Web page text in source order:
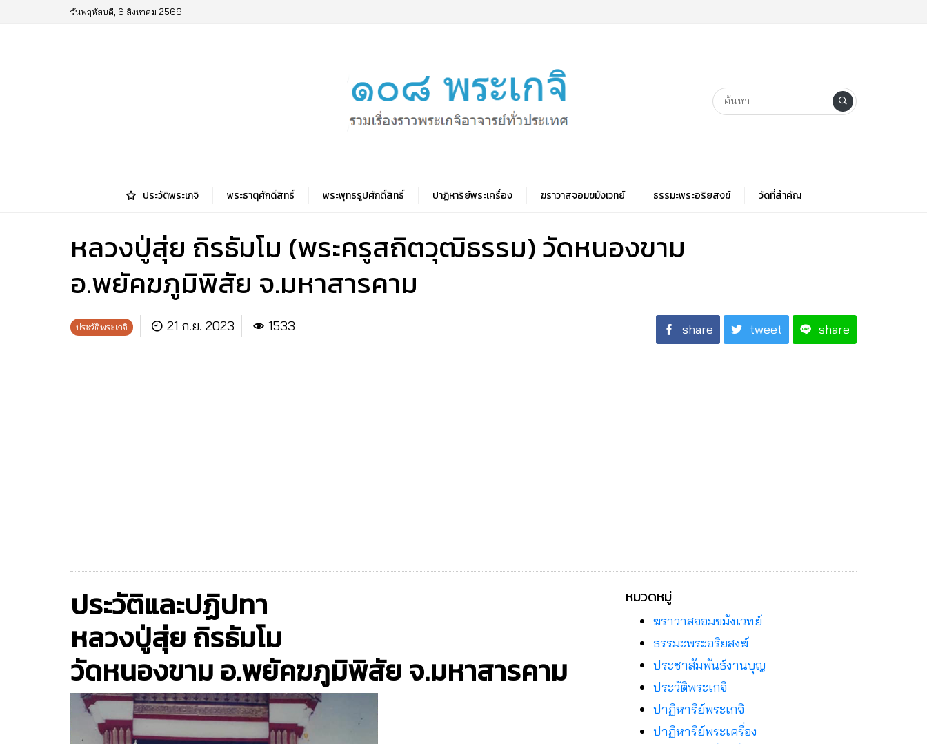
วันพฤหัสบดี, 6 สิงหาคม 2569
ประวัติพระเกจิ พระธาตุศักดิ์สิทธิ์ พระพุทธรูปศักดิ์สิทธิ์ ปาฏิหาริย์พระเครื่อง ฆราวาสจอมขมังเวทย์ ธรรมะพระอริยสงฆ์ วัดที่สําคัญ
หลวงปู่สุ่ย ถิรธัมโม (พระครูสถิตวุฒิธรรม) วัดหนองขาม
อ.พยัคฆภูมิพิสัย จ.มหาสารคาม
ประวัติพระเกจิ 21 ก.ย. 2023 1533 share tweet share
ประวัติและปฏิปทา
หลวงปู่สุ่ย ถิรธัมโม
วัดหนองขาม อ.พยัคฆภูมิพิสัย จ.มหาสารคาม
หมวดหมู่
ฆราวาสจอมขมังเวทย์
ธรรมะพระอริยสงฆ์
ประชาสัมพันธ์งานบุญ
ประวัติพระเกจิ
ปาฏิหาริย์พระเกจิ
ปาฏิหาริย์พระเครื่อง